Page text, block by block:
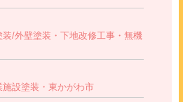
/外壁塗装・下地改修工事・無機
設塗装・東かがわ市